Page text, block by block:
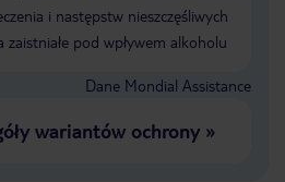
i następstw nieszczęśliwych
pod wpływem alkoholu
Dane Mondial Assistance
wariantów ochrony»